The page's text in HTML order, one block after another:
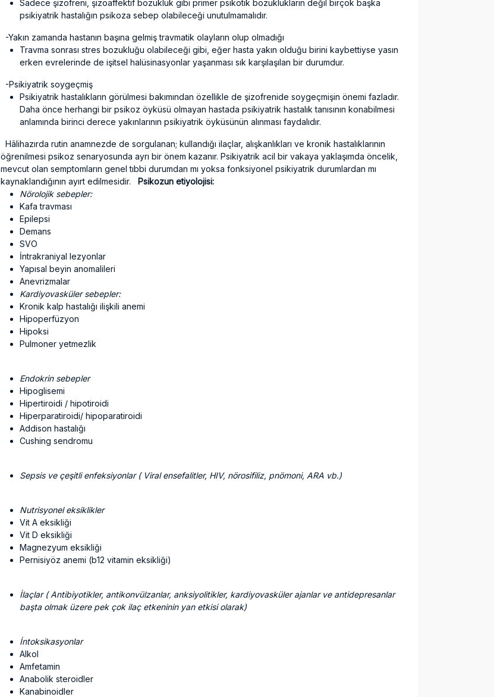
Sadece şizofreni, şizoaffektif bozukluk gibi primer psikotik bozuklukların değil birçok başka
psikiyatrik hastalığın psikoza sebep olabileceği unutulmamalıdır.
-Yakın zamanda hastanın başına gelmiş travmatik olayların olup olmadığı
Travma sonrası stres bozukluğu olabileceği gibi, eğer hasta yakın olduğu birini kaybettiyse yasın
erken evrelerinde de işitsel halüsinasyonlar yaşanması sık karşılaşılan bir durumdur.
-Psikiyatrik soygeçmiş
Psikiyatrik hastalıkların görülmesi bakımından özellikle de şizofrenide soygeçmişin önemi fazladır.
Daha önce herhangi bir psikoz öyküsü olmayan hastada psikiyatrik hastalık tanısının konabilmesi
anlamında birinci derece yakınlarının psikiyatrik öyküsünün alınması faydalıdır.
Hâlihazırda rutin anamnezde de sorgulanan; kullandığı ilaçlar, alışkanlıkları ve kronik hastalıklarının
öğrenilmesi psikoz senaryosunda ayrı bir önem kazanır. Psikiyatrik acil bir vakaya yaklaşımda öncelik,
mevcut olan semptomların genel tıbbi durumdan mı yoksa fonksiyonel psikiyatrik durumlardan mı
kaynaklandığının ayırt edilmesidir. Psikozun etiyolojisi:
Nörolojik sebepler:
Kafa travması
Epilepsi
Demans
SVO
İntrakraniyal lezyonlar
Yapısal beyin anomalileri
Anevrizmalar
Kardiyovasküler sebepler:
Kronik kalp hastalığı ilişkili anemi
Hipoperfüzyon
Hipoksi
Pulmoner yetmezlik
Endokrin sebepler
Hipoglisemi
Hipertiroidi / hipotiroidi
Hiperparatiroidi/ hipoparatiroidi
Addison hastalığı
Cushing sendromu
Sepsis ve çeşitli enfeksiyonlar ( Viral ensefalitler, HIV, nörosifiliz, pnömoni, ARA vb.)
Nutrisyonel eksiklikler
Vit A eksikliği
Vit D eksikliği
Magnezyum eksikliği
Pernisiyöz anemi (b12 vitamin eksikliği)
İlaçlar ( Antibiyotikler, antikonvülzanlar, anksiyolitikler, kardiyovasküler ajanlar ve antidepresanlar
başta olmak üzere pek çok ilaç etkeninin yan etkisi olarak)
İntoksikasyonlar
Alkol
Amfetamin
Anabolik steroidler
Kanabinoidler